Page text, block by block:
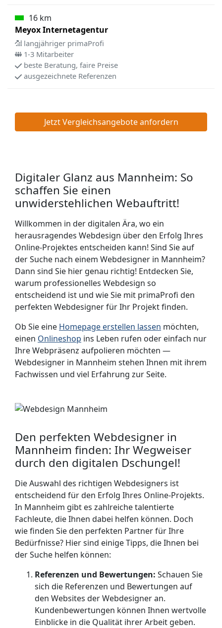
16 km
Meyox Internetagentur
langjähriger primaProfi
1-3 Mitarbeiter
beste Beratung, faire Preise
ausgezeichnete Referenzen
Jetzt Vergleichsangebote anfordern
Digitaler Glanz aus Mannheim: So
schaffen Sie einen
unwiderstehlichen Webauftritt!
Willkommen in der digitalen Ära, wo ein
herausragendes Webdesign über den Erfolg Ihres
Online-Projektes entscheiden kann! Sind Sie auf
der Suche nach einem Webdesigner in Mannheim?
Dann sind Sie hier genau richtig! Entdecken Sie,
warum professionelles Webdesign so
entscheidend ist und wie Sie mit primaProfi den
perfekten Webdesigner für Ihr Projekt finden.
Ob Sie eine Homepage erstellen lassen möchten,
einen Onlineshop ins Leben rufen oder einfach nur
Ihre Webpräsenz aufpolieren möchten —
Webdesigner in Mannheim stehen Ihnen mit ihrem
Fachwissen und viel Erfahrung zur Seite.
Den perfekten Webdesigner in
Mannheim finden: Ihr Wegweiser
durch den digitalen Dschungel!
Die Auswahl des richtigen Webdesigners ist
entscheidend für den Erfolg Ihres Online-Projekts.
In Mannheim gibt es zahlreiche talentierte
Fachleute, die Ihnen dabei helfen können. Doch
wie finden Sie den perfekten Partner für Ihre
Bedürfnisse? Hier sind einige Tipps, die Ihnen bei
der Suche helfen können:
Referenzen und Bewertungen: Schauen Sie
sich die Referenzen und Bewertungen auf
den Websites der Webdesigner an.
Kundenbewertungen können Ihnen wertvolle
Einblicke in die Qualität ihrer Arbeit geben.